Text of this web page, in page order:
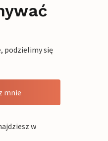
podzielimy się
mnie
w